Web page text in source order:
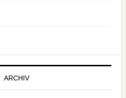
ARCHIV